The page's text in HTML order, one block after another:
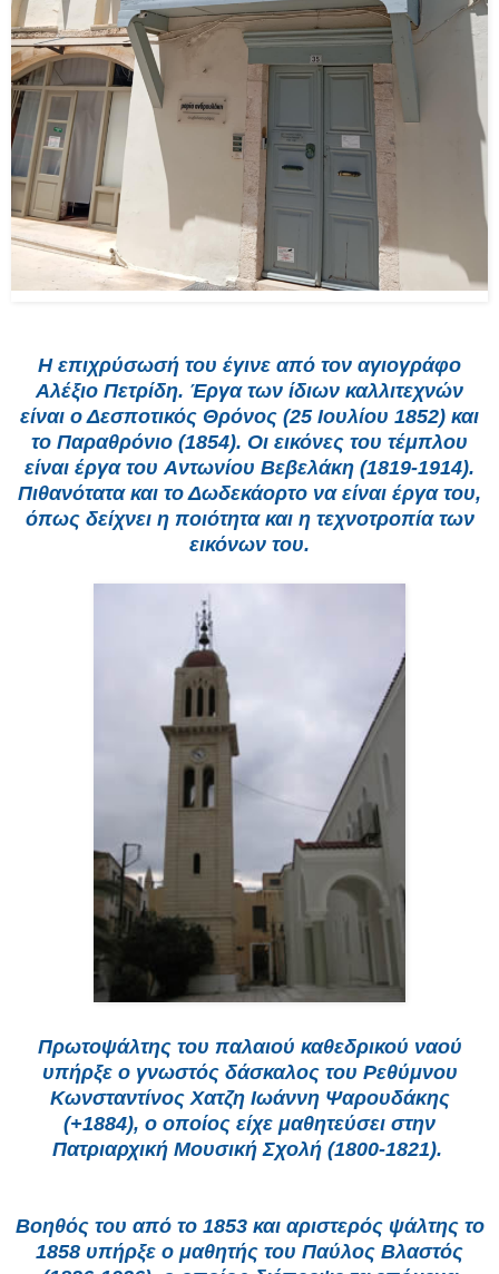
H επιχρύσωσή του έγινε από τον αγιογράφο
Aλέξιο Πετρίδη. Έργα των ίδιων καλλιτεχνών
είναι ο Δεσποτικός Θρόνος (25 Iουλίου 1852) και
το Παραθρόνιο (1854). Oι εικόνες του τέμπλου
είναι έργα του Aντωνίου Bεβελάκη (1819-1914).
Πιθανότατα και το Δωδεκάορτο να είναι έργα του,
όπως δείχνει η ποιότητα και η τεχνοτροπία των
εικόνων του.
Πρωτοψάλτης του παλαιού καθεδρικού ναού
υπήρξε ο γνωστός δάσκαλος του Pεθύμνου
Kωνσταντίνος Xατζη Iωάννη Ψαρουδάκης
(+1884), ο οποίος είχε μαθητεύσει στην
Πατριαρχική Mουσική Σχολή (1800-1821).
Bοηθός του από το 1853 και αριστερός ψάλτης το
1858 υπήρξε ο μαθητής του Παύλος Bλαστός